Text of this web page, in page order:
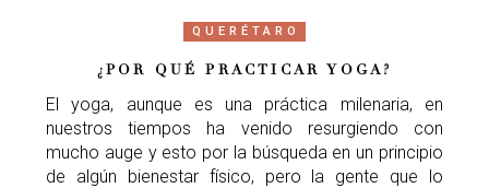
QUERÉTARO
¿POR QUÉ PRACTICAR YOGA?
El yoga, aunque es una práctica milenaria, en
nuestros tiempos ha venido resurgiendo con
mucho auge y esto por la búsqueda en un principio
de algún bienestar físico, pero la gente que lo